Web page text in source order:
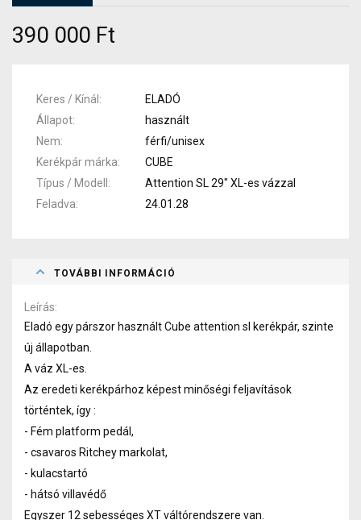
390 000 Ft
Keres / Kínál
ELADÓ
Állapot
használt
Nem
férfi/unisex
Kerékpár márka
CUBE
Típus / Modell
Attention SL 29" XL-es vázzal
Feladva
24.01.28
TOVÁBBI INFORMÁCIÓ
Leírás
Eladó egy párszor használt Cube attention sl kerékpár, szinte
új állapotban.
A váz XL-es.
Az eredeti kerékpárhoz képest minőségi feljavítások
történtek, így :
- Fém platform pedál,
- csavaros Ritchey markolat,
- kulacstartó
- hátsó villavédő
Egyszer 12 sebességes XT váltórendszere van.